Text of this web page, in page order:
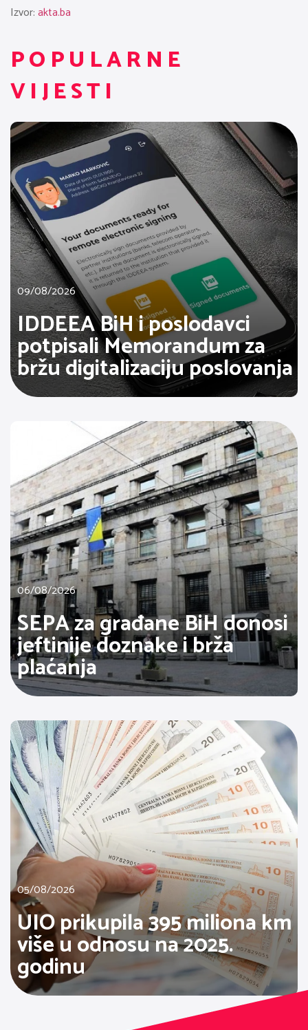
Izvor:akta.ba
POPULARNE
VIJESTI
09/08/2026
IDDEEA BiH i poslodavci
potpisali Memorandum za
bržu digitalizaciju poslovanja
06/08/2026
SEPA za građane BiH donosi
jeftinije doznake i brža
plaćanja
05/08/2026
UIO prikupila 395 miliona km
više u odnosu na 2025.
godinu